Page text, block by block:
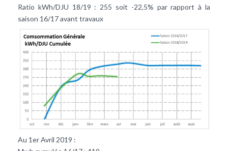
Ratio kWh/DJU 18/19 : 255 soit -22,5% par rapport à la
saison 16/17 avant travaux
Au 1er Avril 2019 :